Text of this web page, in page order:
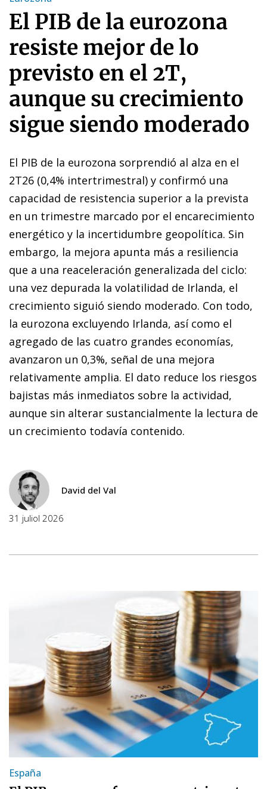
El PIB de la eurozona
resiste mejor de lo
previsto en el 2T,
aunque su crecimiento
sigue siendo moderado
El PIB de la eurozona sorprendió al alza en el
2T26 (0,4% intertrimestral) y confirmó una
capacidad de resistencia superior a la prevista
en un trimestre marcado por el encarecimiento
energético y la incertidumbre geopolítica. Sin
embargo, la mejora apunta más a resiliencia
que a una reaceleración generalizada del ciclo:
una vez depurada la volatilidad de Irlanda, el
crecimiento siguió siendo moderado. Con todo,
la eurozona excluyendo Irlanda, así como el
agregado de las cuatro grandes economías,
avanzaron un 0,3%, señal de una mejora
relativamente amplia. El dato reduce los riesgos
bajistas más inmediatos sobre la actividad,
aunque sin alterar sustancialmente la lectura de
un crecimiento todavía contenido.
David del Val
31 juliol 2026
España